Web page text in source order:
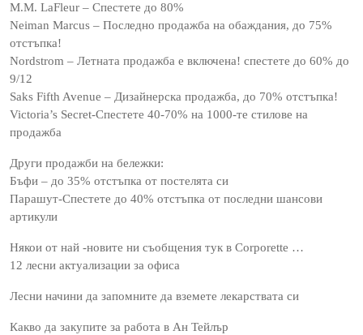
M.M. LaFleur – Спестете до 80%
Neiman Marcus – Последно продажба на обаждания, до 75%
отстъпка!
Nordstrom – Летната продажба е включена! спестете до 60% до
9/12
Saks Fifth Avenue – Дизайнерска продажба, до 70% отстъпка!
Victoria’s Secret-Спестете 40-70% на 1000-те стилове на
продажба
Други продажби на бележки:
Бъфи – до 35% отстъпка от постелята си
Парашут-Спестете до 40% отстъпка от последни шансови
артикули
Някои от най -новите ни съобщения тук в Corporette …
12 лесни актуализации за офиса
Лесни начини да запомните да вземете лекарствата си
Какво да закупите за работа в Ан Тейлър